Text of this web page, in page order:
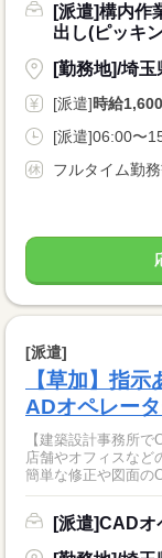
[派遣]構内作
出し(ピッキ
[勤務地]/埼
[派遣]時給
[派遣]06:00〜
[派遣]
【草加】指
ADオペレー
【建築設計事務所
店舗やオフィスなど
簡単な修正や図面の
[派遣]CADオ